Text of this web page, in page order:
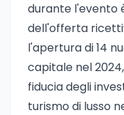
durante l'evento
dell'offerta
l'apertura di 14
capitale nel
fiducia degli
turismo di lusso